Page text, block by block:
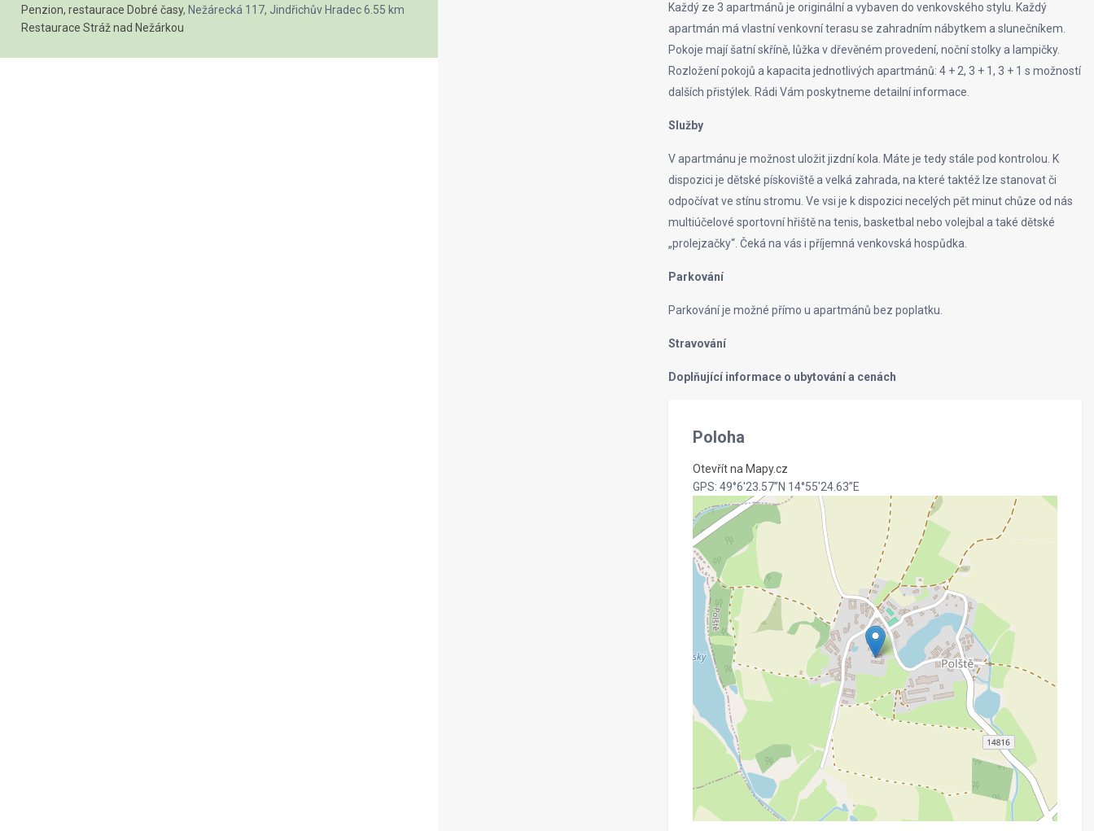
Každý ze 3 apartmánů je originální a vybaven do venkovského stylu. Každý
apartmán má vlastní venkovní terasu se zahradním nábytkem a slunečníkem.
Pokoje mají šatní skříně, lůžka v dřevěném provedení, noční stolky a lampičky.
Rozložení pokojů a kapacita jednotlivých apartmánů: 4 + 2, 3 + 1, 3 + 1 s možností
dalších přistýlek. Rádi Vám poskytneme detailní informace.
Služby
V apartmánu je možnost uložit jizdní kola. Máte je tedy stále pod kontrolou. K
dispozici je dětské pískoviště a velká zahrada, na které taktéž lze stanovat či
odpočívat ve stínu stromu. Ve vsi je k dispozici necelých pět minut chůze od nás
multiúčelové sportovní hřiště na tenis, basketbal nebo volejbal a také dětské
„prolejzačky“. Čeká na vás i příjemná venkovská hospůdka.
Parkování
Parkování je možné přímo u apartmánů bez poplatku.
Stravování
Doplňující informace o ubytování a cenách
Poloha
Otevřít na Mapy.cz
GPS: 49°6'23.57”N 14°55'24.63”E
Penzion, restaurace Dobré časy, Nežárecká 117, Jindřichův Hradec6.55 km
Restaurace Stráž nad Nežárkou